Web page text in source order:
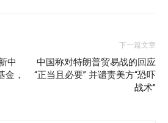
中
金，
下一篇文章
中国称对特朗普贸易战的回应
“正当且必要” 并谴责美方“恐吓
战术”